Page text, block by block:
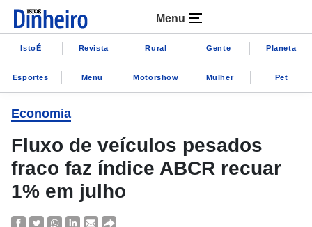
Menu
IstoÉ Revista Rural Gente Planeta
Esportes Menu Motorshow Mulher Pet
Economia
Fluxo de veículos pesados
fraco faz índice ABCR recuar
1% em julho